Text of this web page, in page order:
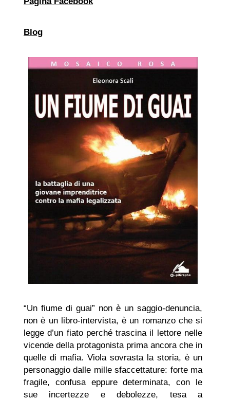
Blog
“Un fiume di guai” non è un saggio-denuncia,
non è un libro-intervista, è un romanzo che si
legge d’un fiato perché trascina il lettore nelle
vicende della protagonista prima ancora che in
quelle di mafia. Viola sovrasta la storia, è un
personaggio dalle mille sfaccettature: forte ma
fragile, confusa eppure determinata, con le
sue incertezze e debolezze, tesa a